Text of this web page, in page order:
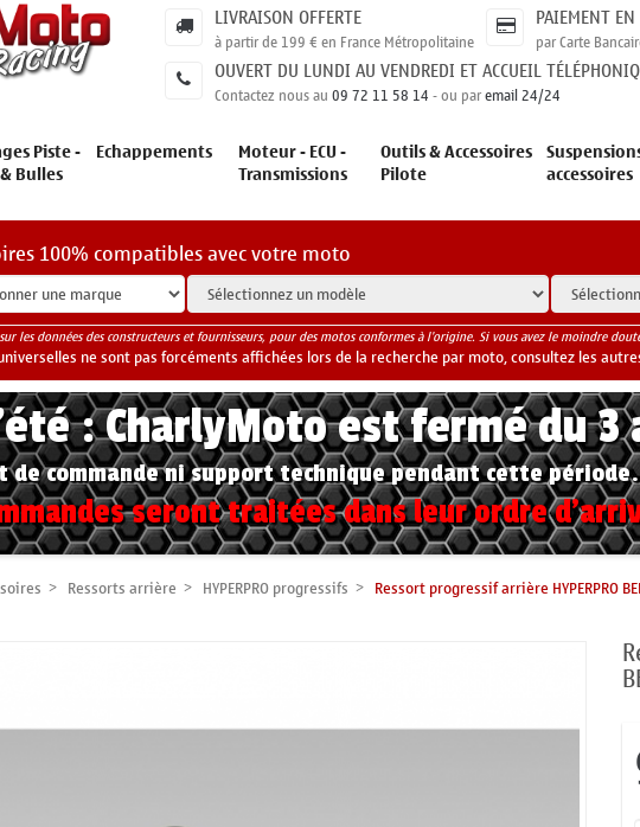
LIVRAISON OFFERTE
à partir de 199 € en France Métropolitaine
PAIEMENT
par Carte
OUVERT DU LUNDI AU VENDREDI ET ACCUEIL
Contactez nous au09 72 11 58 14- ou paremail 24/24
Piste -
Bulles
Echappements Moteur - ECU -
Transmissions
Outils & Accessoires
Pilote accessoires
100% compatibles avec votre moto
les données des constructeurs et fournisseurs, pour des motos conformes à l'origine. Si vous avez le moindre
ne sont pas forcéments affichées lors de la recherche par moto, consultez les
: CharlyMoto est fermé du
de commande ni support technique pendant cette période.
seront traitées dans leur ordre
Ressorts arrière HYPERPRO progressifs Ressort progressif arrière HYPERPRO